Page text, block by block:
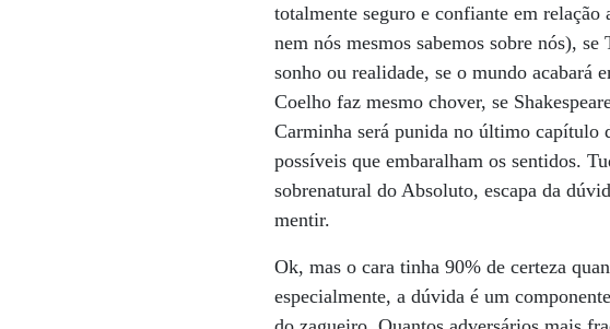
totalmente seguro e confiante em relação
nem nós mesmos sabemos sobre nós),
sonho ou realidade, se o mundo acabará
Coelho faz mesmo chover, se
Carminha será punida no último capítulo
possíveis que embaralham os sentidos.
sobrenatural do Absoluto, escapa da
mentir.
Ok, mas o cara tinha 90% de certeza
especialmente, a dúvida é um